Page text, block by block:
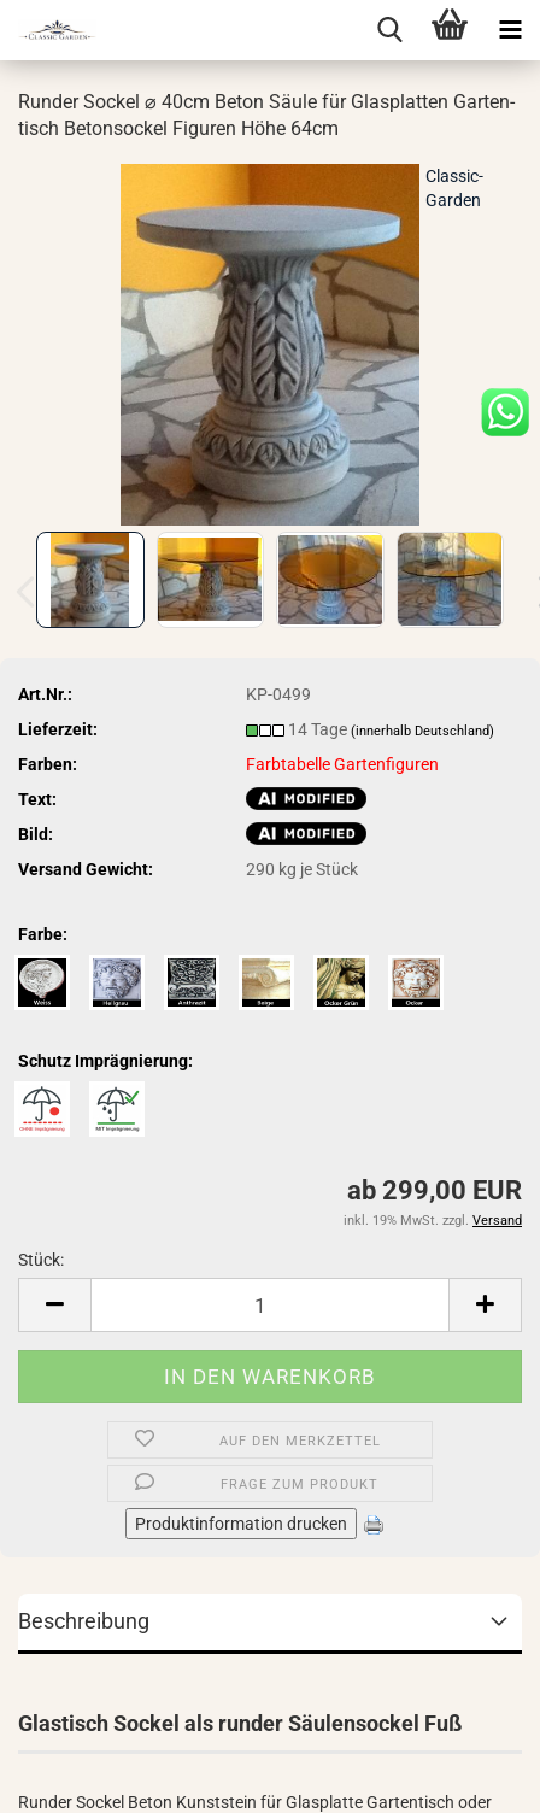
Run­der So­ckel ⌀ 40cm Beton Säule für Glas­plat­ten Gar­ten­
tisch Be­ton­so­ckel Fi­gu­ren Höhe 64cm
Classic-
Garden
Art.Nr.:
KP-0499
Lieferzeit:
14 Tage(innerhalb Deutschland)
Farben:
Farbtabelle Gartenfiguren
Text:
Bild:
Versand Gewicht:
290 kg je Stück
Farbe:
Schutz Imprägnierung:
ab 299,00 EUR
inkl. 19% MwSt. zzgl. Versand
Stück:
AUF DEN MERKZETTEL
FRAGE ZUM PRODUKT
Produktinformation drucken
Beschreibung
Glastisch Sockel als runder Säulensockel Fuß
Runder Sockel Beton Kunststein für Glasplatte Gartentisch oder